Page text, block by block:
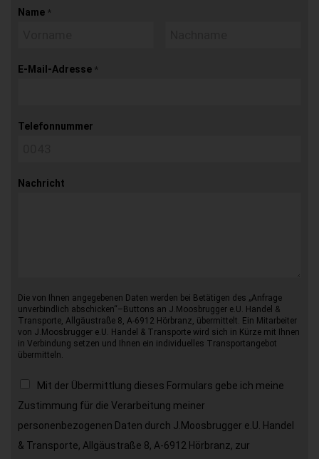
Name *
E-Mail-Adresse *
Telefonnummer
Nachricht
Die von Ihnen angegebenen Daten werden bei Betätigen des „Anfrage
unverbindlich abschicken“–Buttons an J.Moosbrugger e.U. Handel &
Transporte, Allgäustraße 8, A-6912 Hörbranz, übermittelt. Ein Mitarbeiter
von J.Moosbrugger e.U. Handel & Transporte wird sich in Kürze mit Ihnen
in Verbindung setzen und Ihnen ein individuelles Transportangebot
übermitteln.
Mit der Übermittlung dieses Formulars gebe ich meine
Zustimmung für die Verarbeitung meiner
personenbezogenen Daten durch J.Moosbrugger e.U. Handel
& Transporte, Allgäustraße 8, A-6912 Hörbranz, zur